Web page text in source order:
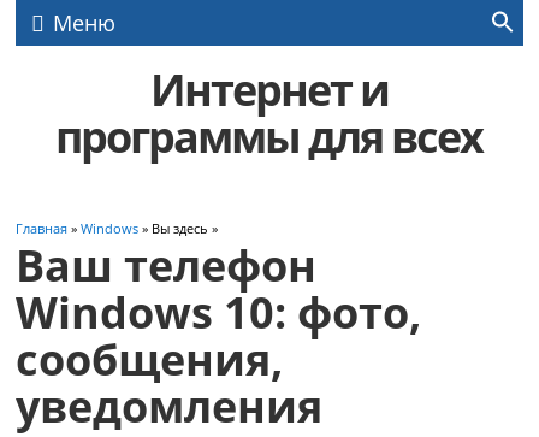
Меню
Интернет и
программы для всех
Главная »Windows » Вы здесь »
Ваш телефон
Windows 10: фото,
сообщения,
уведомления